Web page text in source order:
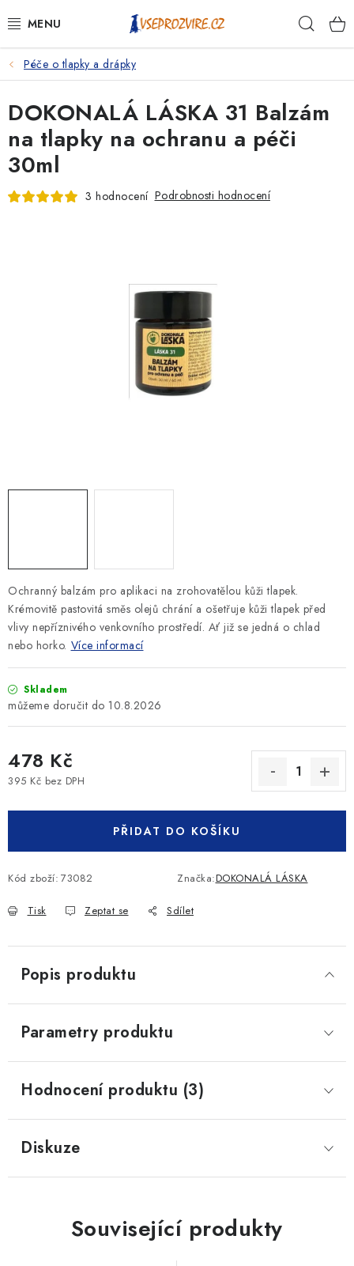
na
PSI
KOČKY
KONĚ
ANTIPARAZITIKA
KRÁLÍCI/HLODAVCI/PTÁCI
Péče o tlapky a drápky
Ochranný balzám pro aplikaci na zrohovatělou kůži tlapek.
Krémovitě pastovitá směs olejů chrání a ošetřuje kůži tlapek před
vlivy nepříznivého venkovního prostředí. Ať již se jedná o chlad
nebo horko. Více informací
Skladem
10.8.2026
478 Kč
395 Kč bez DPH
PŘIDAT DO KOŠÍKU
Kód zboží: 73082 Značka:DOKONALÁ LÁSKA
Tisk Zeptat se Sdílet
DOKONALÁ LÁSKA 31 Balzám
na tlapky na ochranu a péči
30ml
3 hodnocení Podrobnosti hodnocení
Popis produktu
Parametry produktu
Hodnocení produktu (3)
Diskuze
Související produkty